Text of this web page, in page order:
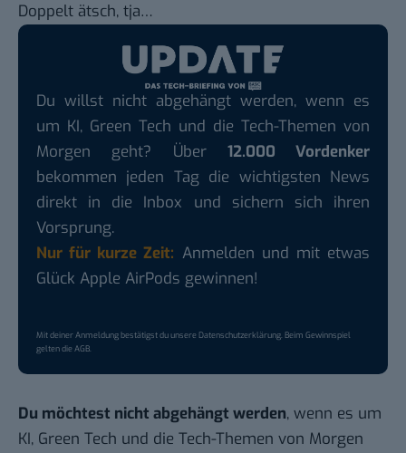
Doppelt ätsch, tja…
Du willst nicht abgehängt werden, wenn es
um KI, Green Tech und die Tech-Themen von
Morgen geht? Über 12.000 Vordenker
bekommen jeden Tag die wichtigsten News
direkt in die Inbox und sichern sich ihren
Vorsprung.
Nur für kurze Zeit: Anmelden und mit etwas
Glück Apple AirPods gewinnen!
Mit deiner Anmeldung bestätigst du unsereDatenschutzerklärung. Beim Gewinnspiel
gelten dieAGB.
Du möchtest nicht abgehängt werden, wenn es um
KI, Green Tech und die Tech-Themen von Morgen